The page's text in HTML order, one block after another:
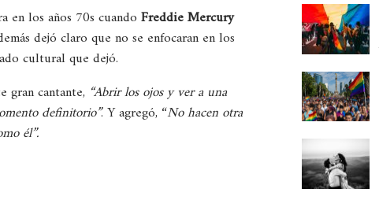
en los años 70s cuando Freddie Mercury
dejó claro que no se enfocaran en los
cultural que dejó.
cantante, “Abrir los ojos y ver a una
definitorio”. Y agregó, “No hacen otra
él”.